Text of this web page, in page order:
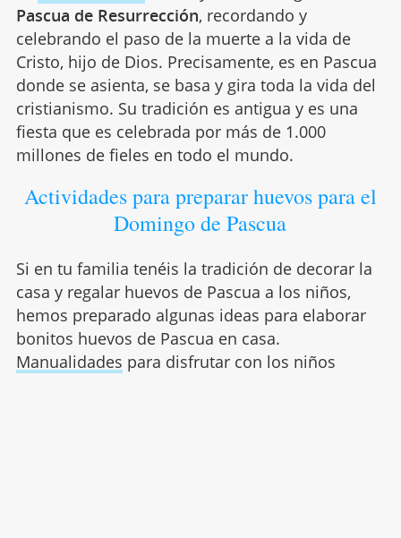
Pascua de Resurrección, recordando y
celebrando el paso de la muerte a la vida de
Cristo, hijo de Dios. Precisamente, es en Pascua
donde se asienta, se basa y gira toda la vida del
cristianismo. Su tradición es antigua y es una
fiesta que es celebrada por más de 1.000
millones de fieles en todo el mundo.
Actividades para preparar huevos para el
Domingo de Pascua
Si en tu familia tenéis la tradición de decorar la
casa y regalar huevos de Pascua a los niños,
hemos preparado algunas ideas para elaborar
bonitos huevos de Pascua en casa.
Manualidades para disfrutar con los niños